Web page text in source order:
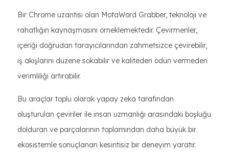
Bir Chrome uzantısı olan MotaWord Grabber, teknoloji ve
rahatlığın kaynaşmasını örneklemektedir. Çevirmenler,
içeriği doğrudan tarayıcılarından zahmetsizce çevirebilir,
iş akışlarını düzene sokabilir ve kaliteden ödün vermeden
verimliliği artırabilir.
Bu araçlar toplu olarak yapay zeka tarafından
oluşturulan çeviriler ile insan uzmanlığı arasındaki boşluğu
dolduran ve parçalarının toplamından daha büyük bir
ekosistemle sonuçlanan kesintisiz bir deneyim yaratır.